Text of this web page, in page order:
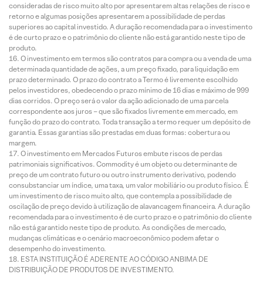
consideradas de risco muito alto por apresentarem altas relações de risco e
retorno e algumas posições apresentarem a possibilidade de perdas
superiores ao capital investido. A duração recomendada para o investimento
é de curto prazo e o patrimônio do cliente não está garantido neste tipo de
produto.
O investimento em termos são contratos para compra ou a venda de uma
determinada quantidade de ações, a um preço fixado, para liquidação em
prazo determinado. O prazo do contrato a Termo é livremente escolhido
pelos investidores, obedecendo o prazo mínimo de 16 dias e máximo de 999
dias corridos. O preço será o valor da ação adicionado de uma parcela
correspondente aos juros – que são fixados livremente em mercado, em
função do prazo do contrato. Toda transação a termo requer um depósito de
garantia. Essas garantias são prestadas em duas formas: cobertura ou
margem.
O investimento em Mercados Futuros embute riscos de perdas
patrimoniais significativos. Commodity é um objeto ou determinante de
preço de um contrato futuro ou outro instrumento derivativo, podendo
consubstanciar um índice, uma taxa, um valor mobiliário ou produto físico. É
um investimento de risco muito alto, que contempla a possibilidade de
oscilação de preço devido à utilização de alavancagem financeira. A duração
recomendada para o investimento é de curto prazo e o patrimônio do cliente
não está garantido neste tipo de produto. As condições de mercado,
mudanças climáticas e o cenário macroeconômico podem afetar o
desempenho do investimento.
ESTA INSTITUIÇÃO É ADERENTE AO CÓDIGO ANBIMA DE
DISTRIBUIÇÃO DE PRODUTOS DE INVESTIMENTO.